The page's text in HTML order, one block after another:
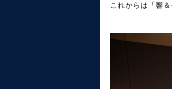
これからは「響